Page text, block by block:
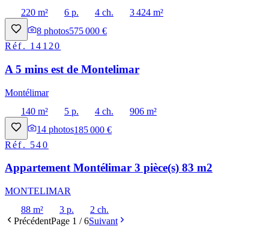
220 m²
6 p. 4 ch.
3 424 m²
8 photos575 000 €
Réf. 14120
A 5 mins est de Montelimar
Montélimar
140 m²
5 p. 4 ch.
906 m²
14 photos185 000 €
Réf. 540
Appartement Montélimar 3 pièce(s) 83 m2
MONTELIMAR
88 m²
3 p.
2 ch.
PrécédentPage 1 /6Suivant